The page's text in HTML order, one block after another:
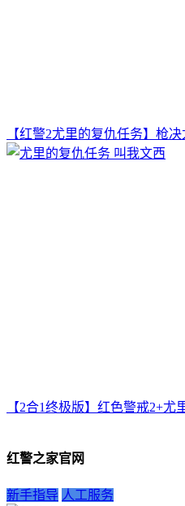
【红警2尤里的复仇任务】枪决
【2合1终极版】红色警戒2+尤
红警之家官网
新手指导 人工服务